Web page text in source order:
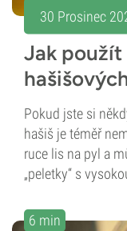
30 Prosinec
Jak použít
Pokud jste si
hašiš je téměř
ruce lis na pyl a
„peletky“ s
6 min